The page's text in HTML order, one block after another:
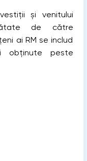
şi venitului
de către
ai RM se includ
obţinute peste